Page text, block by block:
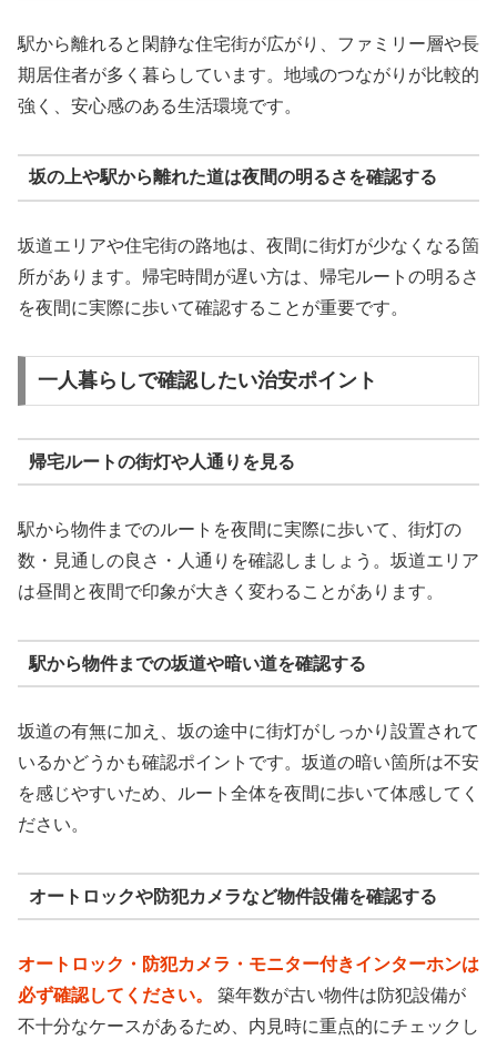
駅から離れると閑静な住宅街が広がり、ファミリー層や長
期居住者が多く暮らしています。地域のつながりが比較的
強く、安心感のある生活環境です。
坂の上や駅から離れた道は夜間の明るさを確認する
坂道エリアや住宅街の路地は、夜間に街灯が少なくなる箇
所があります。帰宅時間が遅い方は、帰宅ルートの明るさ
を夜間に実際に歩いて確認することが重要です。
一人暮らしで確認したい治安ポイント
帰宅ルートの街灯や人通りを見る
駅から物件までのルートを夜間に実際に歩いて、街灯の
数・見通しの良さ・人通りを確認しましょう。坂道エリア
は昼間と夜間で印象が大きく変わることがあります。
駅から物件までの坂道や暗い道を確認する
坂道の有無に加え、坂の途中に街灯がしっかり設置されて
いるかどうかも確認ポイントです。坂道の暗い箇所は不安
を感じやすいため、ルート全体を夜間に歩いて体感してく
ださい。
オートロックや防犯カメラなど物件設備を確認する
オートロック・防犯カメラ・モニター付きインターホンは
必ず確認してください。
築年数が古い物件は防犯設備が
不十分なケースがあるため、内見時に重点的にチェックし